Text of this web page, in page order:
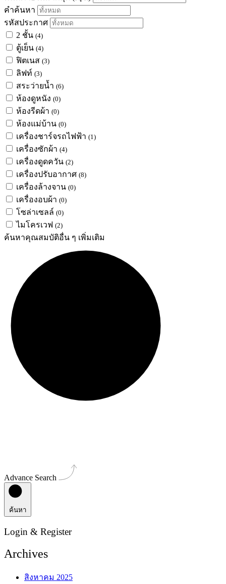
คำค้นหา
รหัสประกาศ
2 ชั้น (4)
ตู้เย็น (4)
ฟิตเนส (3)
ลิฟท์ (3)
สระว่ายน้ำ (6)
ห้องดูหนัง (0)
ห้องรีดผ้า (0)
ห้องแม่บ้าน (0)
เครื่องชาร์จรถไฟฟ้า (1)
เครื่องซักผ้า (4)
เครื่องดูดควัน (2)
เครื่องปรับอากาศ (8)
เครื่องล้างจาน (0)
เครื่องอบผ้า (0)
โซล่าเซลล์ (0)
ไมโครเวฟ (2)
ค้นหาคุณสมบัติอื่น ๆ เพิ่มเติม
Advance Search
ค้นหา
Login & Register
Archives
สิงหาคม 2025